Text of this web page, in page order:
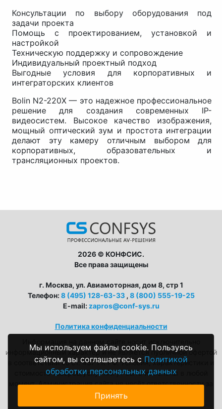
Консультации по выбору оборудования под
задачи проекта
Помощь с проектированием, установкой и
настройкой
Техническую поддержку и сопровождение
Индивидуальный проектный подход
Выгодные условия для корпоративных и
интеграторских клиентов
Bolin N2-220X — это надежное профессиональное
решение для создания современных IP-
видеосистем. Высокое качество изображения,
мощный оптический зум и простота интеграции
делают эту камеру отличным выбором для
корпоративных, образовательных и
трансляционных проектов.
2026 © КОНФСИС.
Все права защищены
г. Москва, ул. Авиамоторная, дом 8, стр 1
Телефон:8 (495) 128-63-33 , 8 (800) 555-19-25
E-mail: zapros@conf-sys.ru
Политика конфиденциальности
информационный характер и не является публичной офертой
в соответствии со ст. 437 ГК РФ. Условия, характеристики и
стоимость товаров/услуг могут быть изменены в любой
момент. Администрация сайта не несёт ответственности за
возможные неточности в описаниях.
Мы используем файлы cookie. Пользуясь
сайтом, вы соглашаетесь с Политикой
обработки персональных данных
Принять